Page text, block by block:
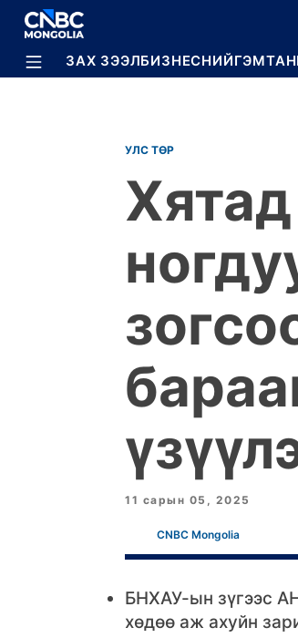
BREAKING
ЗАХ ЗЭЭЛБИЗНЕСНИЙГЭМ
УЛС ТӨР
11 сарын 05, 2025
CNBC Mongolia
БНХАУ-ын зүгээс
хөдөө аж ахуйн